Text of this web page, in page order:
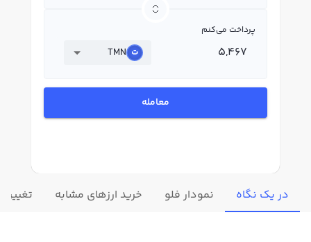
پرداخت می‌کنم
TMN
معامله
در یک نگاه نمودار فلو خرید ارزهای مشابه